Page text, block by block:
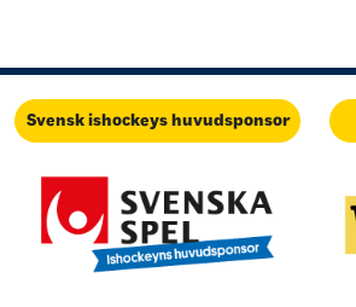
Svensk ishockeys huvudsponsor